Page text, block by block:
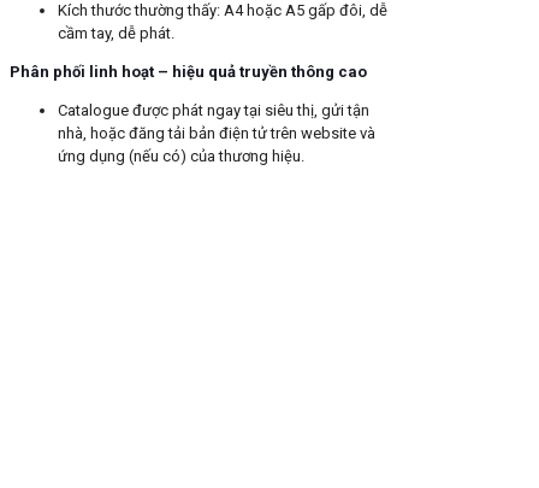
Kích thước thường thấy: A4 hoặc A5 gấp đôi, dễ
cầm tay, dễ phát.
Phân phối linh hoạt – hiệu quả truyền thông cao
Catalogue được phát ngay tại siêu thị, gửi tận
nhà, hoặc đăng tải bản điện tử trên website và
ứng dụng (nếu có) của thương hiệu.